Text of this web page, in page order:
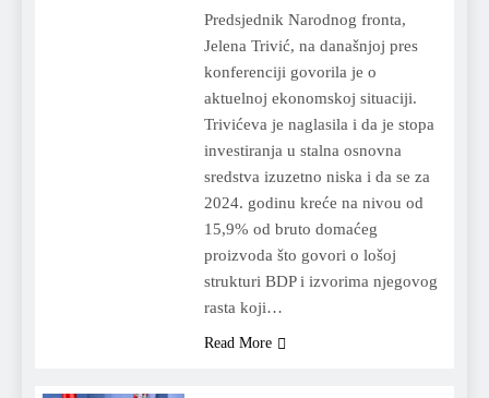
Predsjednik Narodnog fronta,
Jelena Trivić, na današnjoj pres
konferenciji govorila je o
aktuelnoj ekonomskoj situaciji.
Trivićeva je naglasila i da je stopa
investiranja u stalna osnovna
sredstva izuzetno niska i da se za
2024. godinu kreće na nivou od
15,9% od bruto domaćeg
proizvoda što govori o lošoj
strukturi BDP i izvorima njegovog
rasta koji…
Read More